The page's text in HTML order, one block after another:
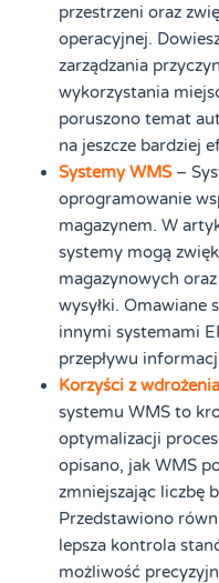
przestrzeni oraz
operacyjnej.
zarządzania
wykorzystania
poruszono temat
na jeszcze bardziej
Systemy WMS–
oprogramowanie
magazynem. W
systemy mogą
magazynowych
wysyłki. Omawiane
innymi systemami
przepływu
Korzyści z
systemu WMS to
optymalizacji
opisano, jak WMS
zmniejszając liczbę
Przedstawiono
lepsza kontrola
możliwość